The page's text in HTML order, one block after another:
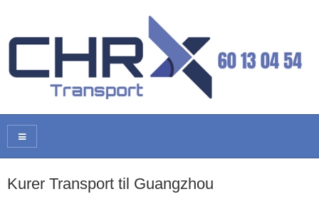
Kurer Transport til Guangzhou